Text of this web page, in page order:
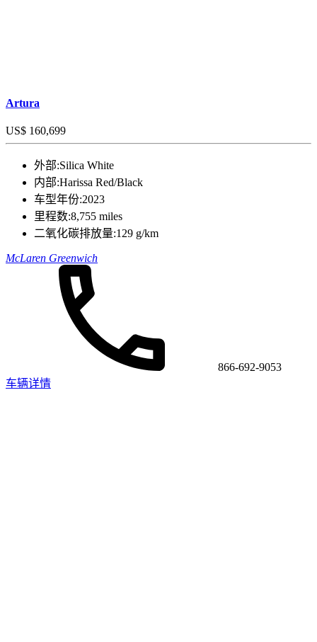
Artura
US$ 160,699
外部:Silica White
内部:Harissa Red/Black
车型年份:2023
里程数:8,755 miles
二氧化碳排放量:129 g/km
McLaren Greenwich
866-692-9053
车辆详情